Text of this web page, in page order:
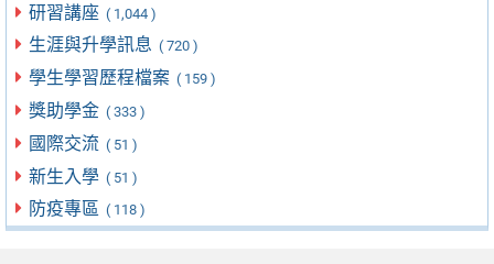
研習講座 ( 1,044 )
生涯與升學訊息 ( 720 )
學生學習歷程檔案 ( 159 )
獎助學金 ( 333 )
國際交流 ( 51 )
新生入學 ( 51 )
防疫專區 ( 118 )